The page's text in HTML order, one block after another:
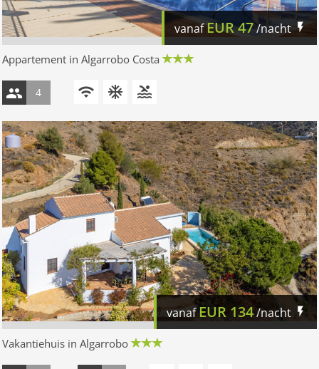
vanafEUR47/nacht
Appartement in Algarrobo Costa
4
vanafEUR 134/nacht
Vakantiehuis in Algarrobo